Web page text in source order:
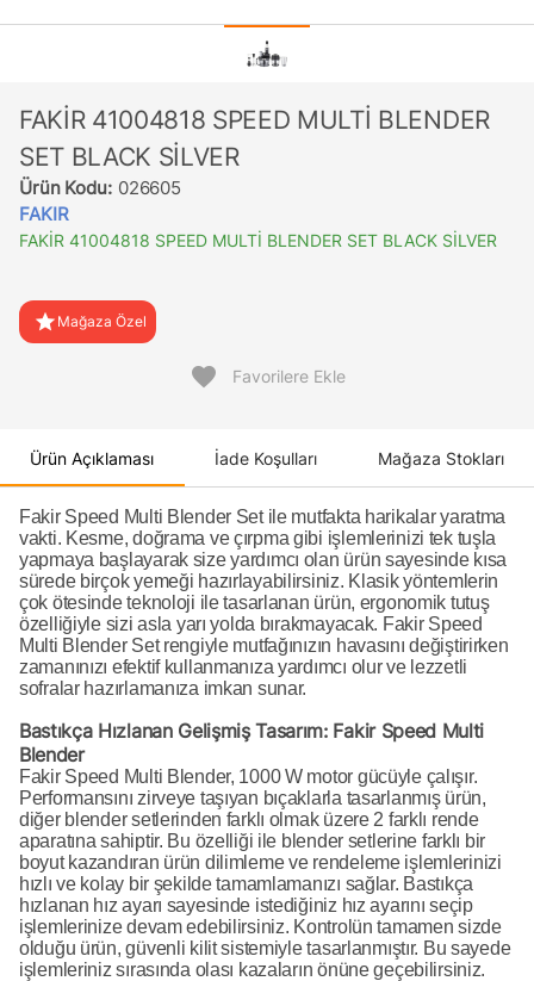
FAKİR 41004818 SPEED MULTİ BLENDER
SET BLACK SİLVER
Ürün Kodu: 026605
FAKIR
FAKİR 41004818 SPEED MULTİ BLENDER SET BLACK SİLVER
star Mağaza Özel
favorite Favorilere Ekle
Ürün Açıklaması İade Koşulları Mağaza Stokları
Fakir Speed Multi Blender Set ile mutfakta harikalar yaratma
vakti. Kesme, doğrama ve çırpma gibi işlemlerinizi tek tuşla
yapmaya başlayarak size yardımcı olan ürün sayesinde kısa
sürede birçok yemeği hazırlayabilirsiniz. Klasik yöntemlerin
çok ötesinde teknoloji ile tasarlanan ürün, ergonomik tutuş
özelliğiyle sizi asla yarı yolda bırakmayacak. Fakir Speed
Multi Blender Set rengiyle mutfağınızın havasını değiştirirken
zamanınızı efektif kullanmanıza yardımcı olur ve lezzetli
sofralar hazırlamanıza imkan sunar.
Bastıkça Hızlanan Gelişmiş Tasarım: Fakir Speed Multi
Blender
Fakir Speed Multi Blender, 1000 W motor gücüyle çalışır.
Performansını zirveye taşıyan bıçaklarla tasarlanmış ürün,
diğer blender setlerinden farklı olmak üzere 2 farklı rende
aparatına sahiptir. Bu özelliği ile blender setlerine farklı bir
boyut kazandıran ürün dilimleme ve rendeleme işlemlerinizi
hızlı ve kolay bir şekilde tamamlamanızı sağlar. Bastıkça
hızlanan hız ayarı sayesinde istediğiniz hız ayarını seçip
işlemlerinize devam edebilirsiniz. Kontrolün tamamen sizde
olduğu ürün, güvenli kilit sistemiyle tasarlanmıştır. Bu sayede
işlemleriniz sırasında olası kazaların önüne geçebilirsiniz.